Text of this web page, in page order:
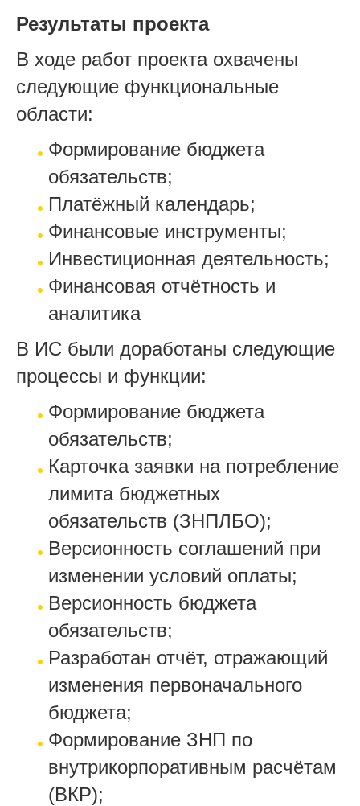
Результаты проекта
В ходе работ проекта охвачены
следующие функциональные
области:
Формирование бюджета
обязательств;
Платёжный календарь;
Финансовые инструменты;
Инвестиционная деятельность;
Финансовая отчётность и
аналитика
В ИС были доработаны следующие
процессы и функции:
Формирование бюджета
обязательств;
Карточка заявки на потребление
лимита бюджетных
обязательств (ЗНПЛБО);
Версионность соглашений при
изменении условий оплаты;
Версионность бюджета
обязательств;
Разработан отчёт, отражающий
изменения первоначального
бюджета;
Формирование ЗНП по
внутрикорпоративным расчётам
(ВКР);